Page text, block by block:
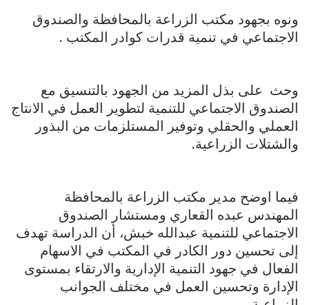
ونوه بجهود مكتب الزراعة بالمحافظة والصندوق
الاجتماعي في تنمية قدرات كوادر المكتب .
وحث على بذل المزيد من الجهود بالتنسيق مع
الصندوق الاجتماعي للتنمية لتطوير العمل في الانتاج
العملي والحقلي وتوفير المستلزمات من البذور
والشتلات الزراعية.
فيما اوضح مدير مكتب الزراعة بالمحافظة
المهندس عبده القعاري ومستشار الصندوق
الاجتماعي للتنمية عبدالله خبش، أن الدراسة تهدف
إلى تحسين دور الكادر في المكتب في الاسهام
الفعال في جهود التنمية الإدارية والارتقاء بمستوى
الإدارة وتحسين العمل في مختلف الجوانب